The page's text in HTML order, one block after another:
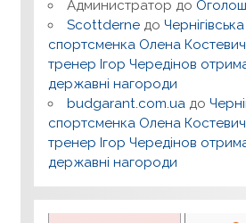
Администратор до
Scottderneдо Чернігівська
спортсменка Олена Костевич
тренер Ігор Чередінов
державні нагороди
budgarant.com.uaдо
спортсменка Олена Костевич
тренер Ігор Чередінов
державні нагороди